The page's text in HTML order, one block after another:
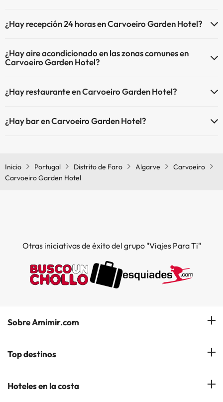
pago) Aquí tienes más info sobre la piscina y otras instalaciones.
¿Hay recepción 24 horas en Carvoeiro Garden Hotel?
¿Hay aire acondicionado en las zonas comunes en
Carvoeiro Garden Hotel?
comunes.
¿Hay restaurante en Carvoeiro Garden Hotel?
¿Hay bar en Carvoeiro Garden Hotel?
Inicio Portugal Distrito de Faro Algarve
Carvoeiro
Carvoeiro Garden Hotel
Otras iniciativas de éxito del grupo "Viajes Para Ti"
Sobre Amimir.com
¿Quiénes somos?
Gestionar mi reserva
Top destinos
Hoteles en Salou
Hoteles en la costa